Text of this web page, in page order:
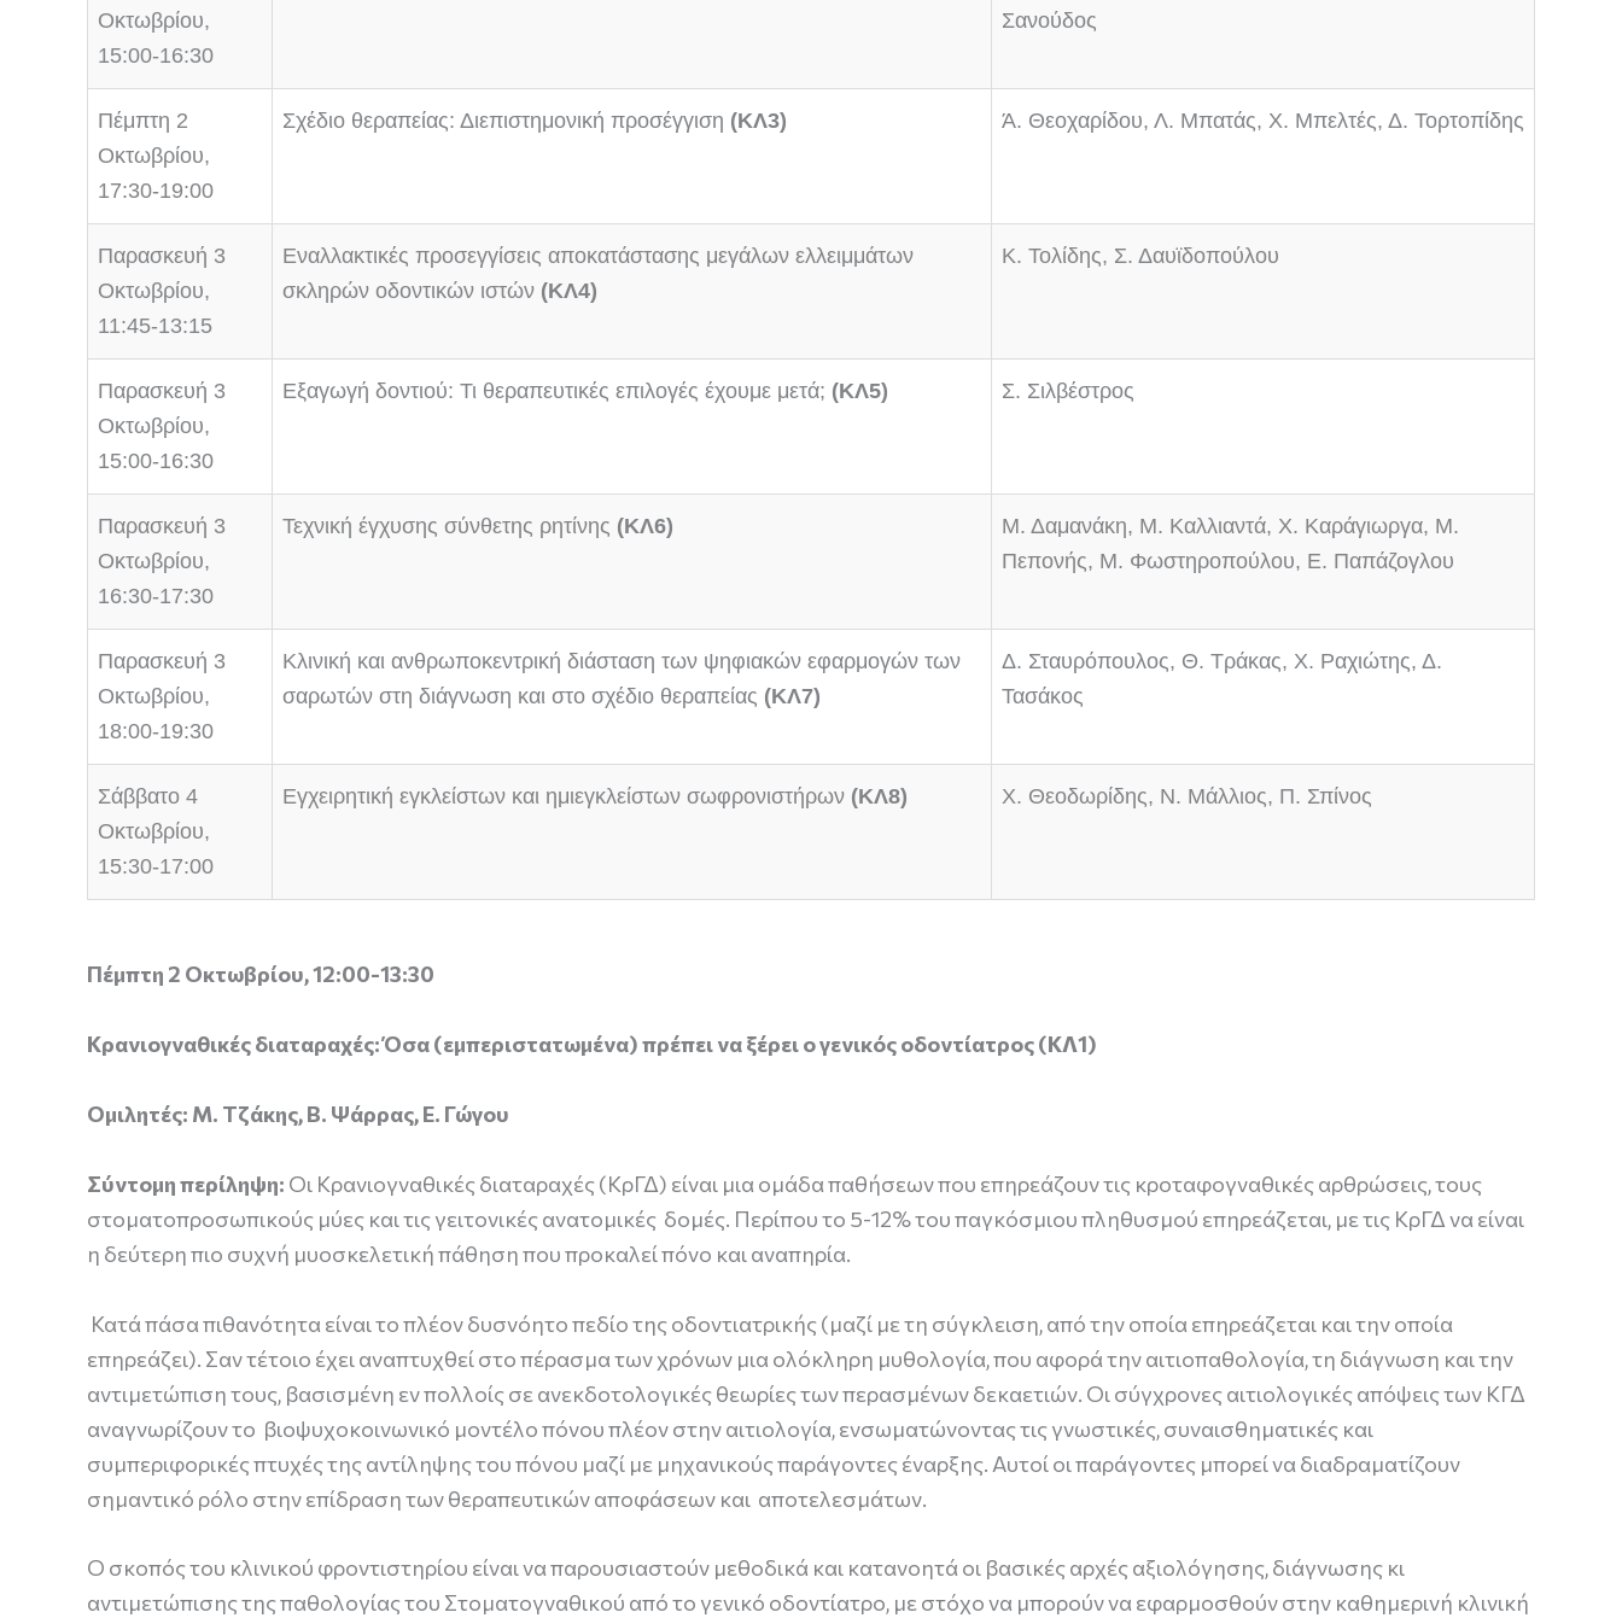
Οκτωβρίου,
15:00-16:30
Σανούδος
Πέμπτη 2
Οκτωβρίου,
17:30-19:00
Σχέδιο θεραπείας: Διεπιστημονική προσέγγιση (ΚΛ3) Ά. Θεοχαρίδου, Λ. Μπατάς, Χ. Μπελτές, Δ. Τορτοπίδης
Παρασκευή 3
Οκτωβρίου,
11:45-13:15
Εναλλακτικές προσεγγίσεις αποκατάστασης μεγάλων ελλειμμάτων
σκληρών οδοντικών ιστών (ΚΛ4)
Κ. Τολίδης, Σ. Δαυϊδοπούλου
Παρασκευή 3
Οκτωβρίου,
15:00-16:30
Εξαγωγή δοντιού: Τι θεραπευτικές επιλογές έχουμε μετά; (ΚΛ5) Σ. Σιλβέστρος
Παρασκευή 3
Οκτωβρίου,
16:30-17:30
Τεχνική έγχυσης σύνθετης ρητίνης (ΚΛ6)
Μ. Δαμανάκη, Μ. Καλλιαντά, Χ. Καράγιωργα, Μ.
Πεπονής, Μ. Φωστηροπούλου, Ε. Παπάζογλου
Παρασκευή 3
Οκτωβρίου,
18:00-19:30
Κλινική και ανθρωποκεντρική διάσταση των ψηφιακών εφαρμογών των
σαρωτών στη διάγνωση και στο σχέδιο θεραπείας (ΚΛ7)
Δ. Σταυρόπουλος, Θ. Τράκας, Χ. Ραχιώτης, Δ.
Τασάκος
Σάββατο 4
Οκτωβρίου,
15:30-17:00
Εγχειρητική εγκλείστων και ημιεγκλείστων σωφρονιστήρων (ΚΛ8) Χ. Θεοδωρίδης, Ν. Μάλλιος, Π. Σπίνος
Πέμπτη 2 Οκτωβρίου, 12:00-13:30
Κρανιογναθικές διαταραχές: Όσα (εμπεριστατωμένα) πρέπει να ξέρει ο γενικός οδοντίατρος (ΚΛ1)
Ομιλητές: Μ. Τζάκης, Β. Ψάρρας, Ε. Γώγου
Σύντομη περίληψη: Οι Κρανιογναθικές διαταραχές (ΚρΓΔ) είναι μια ομάδα παθήσεων που επηρεάζουν τις κροταφογναθικές αρθρώσεις, τους
στοματοπροσωπικούς μύες και τις γειτονικές ανατομικές δομές. Περίπου το 5-12% του παγκόσμιου πληθυσμού επηρεάζεται, με τις ΚρΓΔ να είναι
η δεύτερη πιο συχνή μυοσκελετική πάθηση που προκαλεί πόνο και αναπηρία.
Κατά πάσα πιθανότητα είναι το πλέον δυσνόητο πεδίο της οδοντιατρικής (μαζί με τη σύγκλειση, από την οποία επηρεάζεται και την οποία
επηρεάζει). Σαν τέτοιο έχει αναπτυχθεί στο πέρασμα των χρόνων μια ολόκληρη μυθολογία, που αφορά την αιτιοπαθολογία, τη διάγνωση και την
αντιμετώπιση τους, βασισμένη εν πολλοίς σε ανεκδοτολογικές θεωρίες των περασμένων δεκαετιών. Οι σύγχρονες αιτιολογικές απόψεις των ΚΓΔ
αναγνωρίζουν το βιοψυχοκοινωνικό μοντέλο πόνου πλέον στην αιτιολογία, ενσωματώνοντας τις γνωστικές, συναισθηματικές και
συμπεριφορικές πτυχές της αντίληψης του πόνου μαζί με μηχανικούς παράγοντες έναρξης. Αυτοί οι παράγοντες μπορεί να διαδραματίζουν
σημαντικό ρόλο στην επίδραση των θεραπευτικών αποφάσεων και αποτελεσμάτων.
Ο σκοπός του κλινικού φροντιστηρίου είναι να παρουσιαστούν μεθοδικά και κατανοητά οι βασικές αρχές αξιολόγησης, διάγνωσης κι
αντιμετώπισης της παθολογίας του Στοματογναθικού από το γενικό οδοντίατρο, με στόχο να μπορούν να εφαρμοσθούν στην καθημερινή κλινική